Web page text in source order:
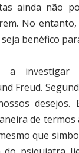
ainda não
No
benéfico
a
Freud.
de termos
que